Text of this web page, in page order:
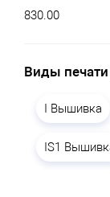
830.00
Виды
I Вышивка
IS1